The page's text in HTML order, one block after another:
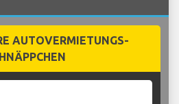
AUTOVERMIETUNGS-